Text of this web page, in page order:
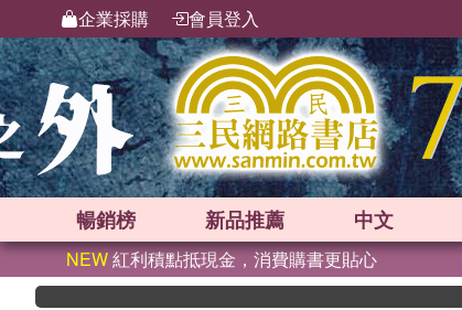
企業採購 會員登入
暢銷榜 新品推薦 中文
NEW紅利積點抵現金，消費購書更貼心